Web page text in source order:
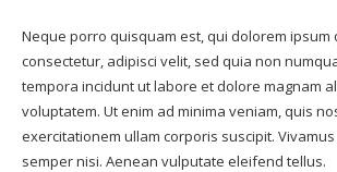
Neque porro quisquam est, qui dolorem ipsum
consectetur, adipisci velit, sed quia non
tempora incidunt ut labore et dolore magnam
voluptatem. Ut enim ad minima veniam, quis
exercitationem ullam corporis suscipit.
semper nisi. Aenean vulputate eleifend tellus.